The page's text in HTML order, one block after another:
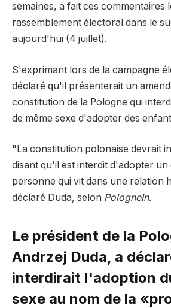
semaines, a fait ces commentaires
rassemblement électoral dans le
aujourd'hui (4 juillet).
S'exprimant lors de la campagne
déclaré qu'il présenterait un
constitution de la Pologne qui
de même sexe d'adopter des
"La constitution polonaise devrait
disant qu'il est interdit d'adopter
personne qui vit dans une relation
déclaré Duda, selon PologneIn.
Le président de la
Andrzej Duda, a
interdirait l'adoption
sexe au nom de la